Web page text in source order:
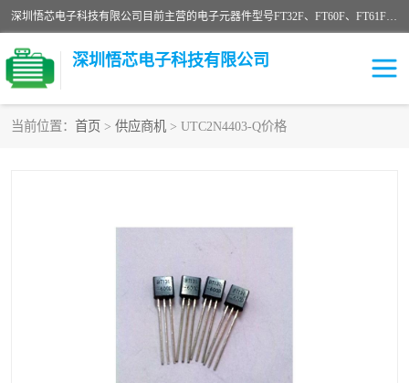
深圳悟芯电子科技有限公司目前主营的电子元器件型号FT32F、FT60F、FT61F、FT62F、FT64F、FT61FC、MCU EEPROM MOS LDO 稳压管 触摸IC DC-DC AC-DC 协议IC等，广泛应用于LED射灯、LED日光灯、等诸多领域。
深圳悟芯电子科技有限公司
当前位置： 首页 > 供应商机 > UTC2N4403-Q价格
FT32F
FT61F
FT64F